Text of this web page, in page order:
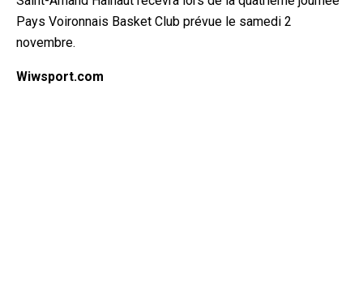
Pays Voironnais Basket Club prévue le samedi 2
novembre.
Wiwsport.com